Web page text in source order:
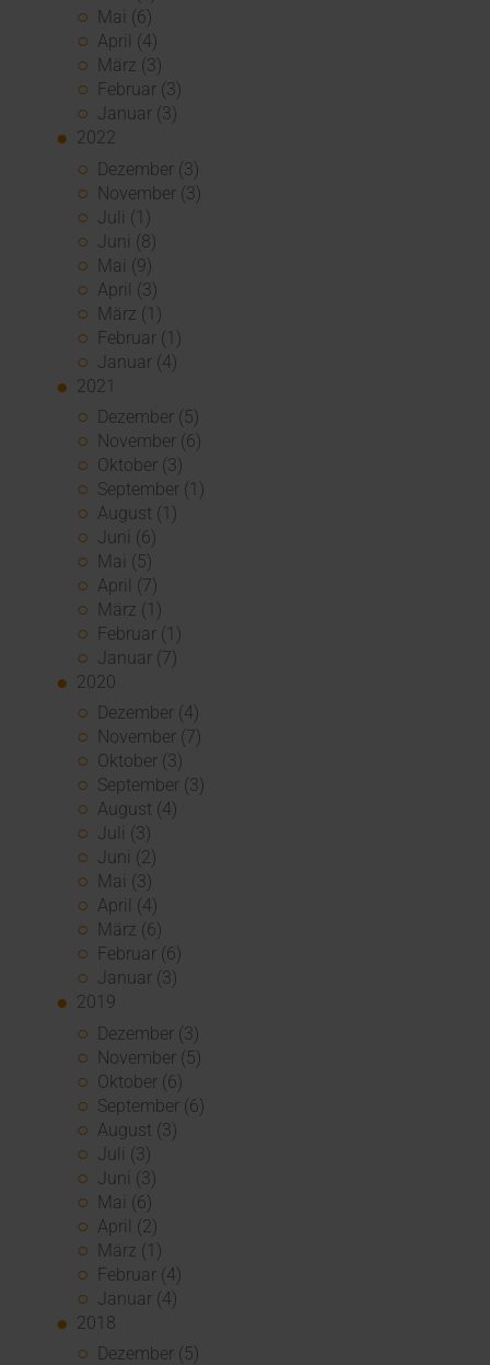
Mai (6)
April (4)
März (3)
Februar (3)
Januar (3)
2022
Dezember (3)
November (3)
Juli (1)
Juni (8)
Mai (9)
April (3)
März (1)
Februar (1)
Januar (4)
2021
Dezember (5)
November (6)
Oktober (3)
September (1)
August (1)
Juni (6)
Mai (5)
April (7)
März (1)
Februar (1)
Januar (7)
2020
Dezember (4)
November (7)
Oktober (3)
September (3)
August (4)
Juli (3)
Juni (2)
Mai (3)
April (4)
März (6)
Februar (6)
Januar (3)
2019
Dezember (3)
November (5)
Oktober (6)
September (6)
August (3)
Juli (3)
Juni (3)
Mai (6)
April (2)
März (1)
Februar (4)
Januar (4)
2018
Dezember (5)